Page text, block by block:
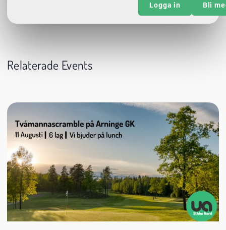
Logga in Bli
Relaterade Events
11 augusti
08:00
Arninge Golfklubb